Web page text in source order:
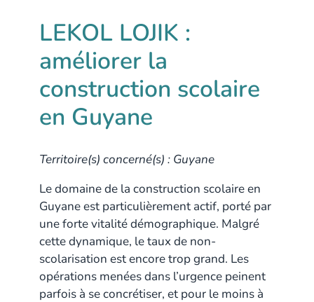
LEKOL LOJIK :
améliorer la
construction scolaire
en Guyane
Territoire(s) concerné(s) : Guyane
Le domaine de la construction scolaire en
Guyane est particulièrement actif, porté par
une forte vitalité démographique. Malgré
cette dynamique, le taux de non-
scolarisation est encore trop grand. Les
opérations menées dans l’urgence peinent
parfois à se concrétiser, et pour le moins à